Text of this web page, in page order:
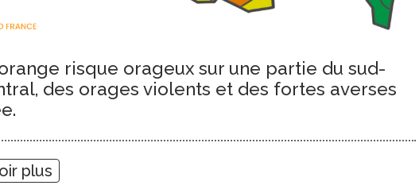
risque orageux sur une partie du sud-
des orages violents et des fortes averses
plus